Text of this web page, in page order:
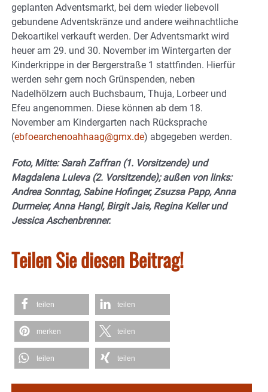
geplanten Adventsmarkt, bei dem wieder liebevoll
gebundene Adventskränze und andere weihnachtliche
Dekoartikel verkauft werden. Der Adventsmarkt wird
heuer am 29. und 30. November im Wintergarten der
Kinderkrippe in der Bergerstraße 1 stattfinden. Hierfür
werden sehr gern noch Grünspenden, neben
Nadelhölzern auch Buchsbaum, Thuja, Lorbeer und
Efeu angenommen. Diese können ab dem 18.
November am Kindergarten nach Rücksprache
(ebfoearchenoahhaag@gmx.de) abgegeben werden.
Foto, Mitte: Sarah Zaffran (1. Vorsitzende) und
Magdalena Luleva (2. Vorsitzende); außen von links:
Andrea Sonntag, Sabine Hofinger, Zsuzsa Papp, Anna
Durmeier, Anna Hangl, Birgit Jais, Regina Keller und
Jessica Aschenbrenner.
Teilen Sie diesen Beitrag!
teilen teilen
merken teilen
teilen teilen